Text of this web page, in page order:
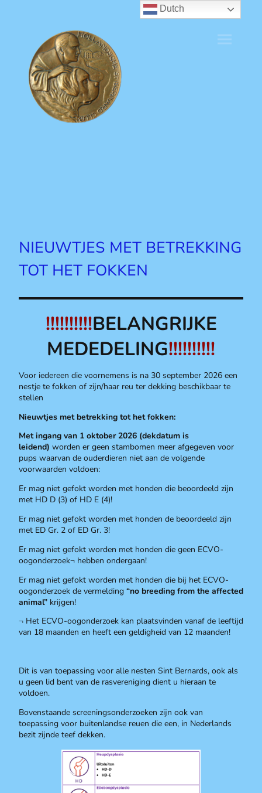
NIEUWTJES MET BETREKKING
TOT HET FOKKEN
!!!!!!!!!!BELANGRIJKE
MEDEDELING!!!!!!!!!!
Voor iedereen die voornemens is na 30 september 2026 een
nestje te fokken of zijn/haar reu ter dekking beschikbaar te
stellen
Nieuwtjes met betrekking tot het fokken:
Met ingang van 1 oktober 2026 (dekdatum is
leidend) worden er geen stambomen meer afgegeven voor
pups waarvan de ouderdieren niet aan de volgende
voorwaarden voldoen:
Er mag niet gefokt worden met honden die beoordeeld zijn
met HD D (3) of HD E (4)!
Er mag niet gefokt worden met honden de beoordeeld zijn
met ED Gr. 2 of ED Gr. 3!
Er mag niet gefokt worden met honden die geen ECVO-
oogonderzoek¬ hebben ondergaan!
Er mag niet gefokt worden met honden die bij het ECVO-
oogonderzoek de vermelding “no breeding from the affected
animal” krijgen!
¬ Het ECVO-oogonderzoek kan plaatsvinden vanaf de leeftijd
van 18 maanden en heeft een geldigheid van 12 maanden!
Dit is van toepassing voor alle nesten Sint Bernards, ook als
u geen lid bent van de rasvereniging dient u hieraan te
voldoen.
Bovenstaande screeningsonderzoeken zijn ook van
toepassing voor buitenlandse reuen die een, in Nederlands
bezit zijnde teef dekken.
Dutch